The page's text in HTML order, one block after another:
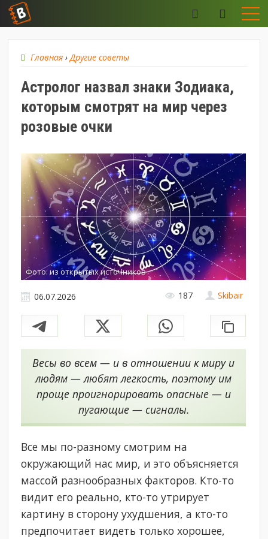
Главная ›Другие советы
Астролог назвал знаки Зодиака,
которым смотрят на мир через
розовые очки
Фото: из открытых источников
Skibair
06.07.2026 187
Весы во всем — и в отношении к миру и
людям — любят легкость, поэтому им
проще проигнорировать опасные — и
пугающие — сигналы.
Все мы по-разному смотрим на
окружающий нас мир, и это объясняется
массой разнообразных факторов. Кто-то
видит его реально, кто-то утрирует
картину в сторону ухудшения, а кто-то
предпочитает видеть только хорошее,